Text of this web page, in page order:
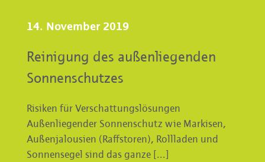
14. November 2019
Reinigung des außenliegenden
Sonnenschutzes
Risiken für Verschattungslösungen
Außenliegender Sonnenschutz wie Markisen,
Außenjalousien (Raffstoren), Rollladen und
Sonnensegel sind das ganze [...]